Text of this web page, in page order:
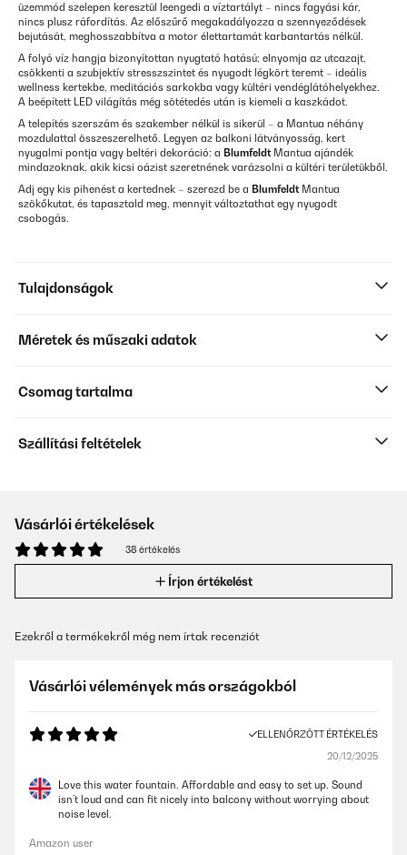
üzemmód szelepen keresztül leengedi a víztartályt – nincs fagyási kár,
nincs plusz ráfordítás. Az előszűrő megakadályozza a szennyeződések
bejutását, meghosszabbítva a motor élettartamát karbantartás nélkül.
A folyó víz hangja bizonyítottan nyugtató hatású: elnyomja az utcazajt,
csökkenti a szubjektív stresszszintet és nyugodt légkört teremt – ideális
wellness kertekbe, meditációs sarkokba vagy kültéri vendéglátóhelyekhez.
A beépített LED világítás még sötétedés után is kiemeli a kaszkádot.
A telepítés szerszám és szakember nélkül is sikerül – a Mantua néhány
mozdulattal összeszerelhető. Legyen az balkoni látványosság, kert
nyugalmi pontja vagy beltéri dekoráció: a BlumfeldtMantua ajándék
mindazoknak, akik kicsi oázist szeretnének varázsolni a kültéri területükből.
Adj egy kis pihenést a kertednek – szerezd be a BlumfeldtMantua
szökőkutat, és tapasztald meg, mennyit változtathat egy nyugodt
csobogás.
Tulajdonságok
Méretek és műszaki adatok
Csomag tartalma
Szállítási feltételek
Vásárlói értékelések
38 értékelés
Írjon értékelést
Ezekről a termékekről még nem írtak recenziót
Vásárlói vélemények más országokból
ELLENŐRZÖTT ÉRTÉKELÉS
20/12/2025
Love this water fountain. Affordable and easy to set up. Sound
isn’t loud and can fit nicely into balcony without worrying about
noise level.
Amazon user